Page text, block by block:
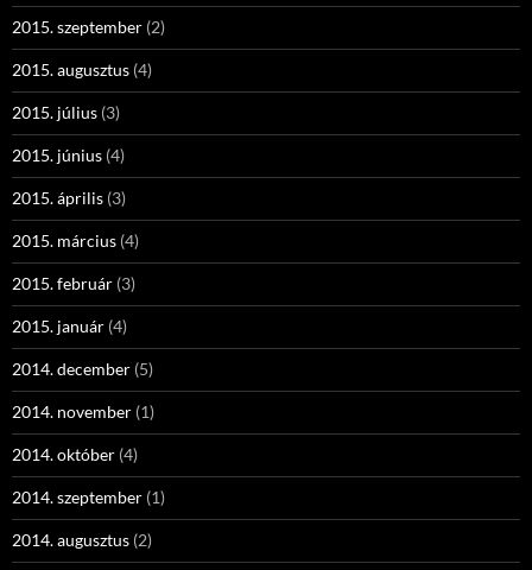
2015. szeptember (2)
2015. augusztus (4)
2015. július (3)
2015. június (4)
2015. április (3)
2015. március (4)
2015. február (3)
2015. január (4)
2014. december (5)
2014. november (1)
2014. október (4)
2014. szeptember (1)
2014. augusztus (2)